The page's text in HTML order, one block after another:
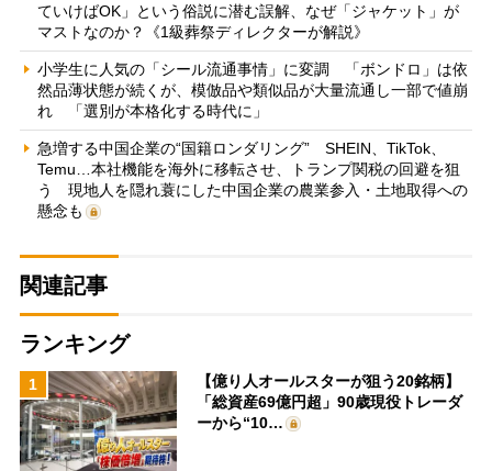
ていけばOK」という俗説に潜む誤解、なぜ「ジャケット」が
マストなのか？《1級葬祭ディレクターが解説》
小学生に人気の「シール流通事情」に変調 「ボンドロ」は依
然品薄状態が続くが、模倣品や類似品が大量流通し一部で値崩
れ 「選別が本格化する時代に」
急増する中国企業の“国籍ロンダリング” SHEIN、TikTok、
Temu…本社機能を海外に移転させ、トランプ関税の回避を狙
う 現地人を隠れ蓑にした中国企業の農業参入・土地取得への
懸念も
関連記事
ランキング
1
【億り人オールスターが狙う20銘柄】
「総資産69億円超」90歳現役トレーダ
ーから“10…